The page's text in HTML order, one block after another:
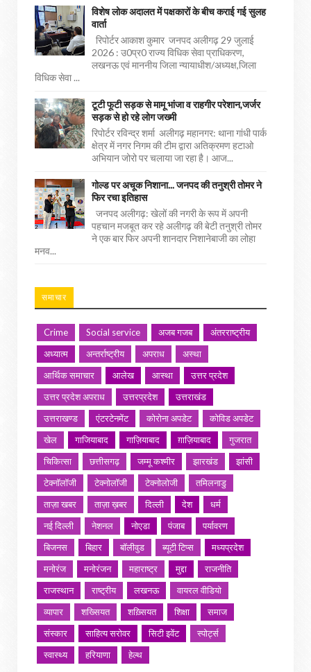
विशेष लोक अदालत में पक्षकारों के बीच कराई गई सुलह
वार्ता
रिपोर्टर आकाश कुमार जनपद अलीगढ़ 29 जुलाई
2026 : उ0प्र0 राज्य विधिक सेवा प्राधिकरण,
लखनऊ एवं माननीय जिला न्यायाधीश/अध्यक्ष,जिला
विधिक सेवा ...
टूटी फूटी सड़क से मामू भांजा व राहगीर परेशान,जर्जर
सड़क से हो रहे लोग जख्मी
रिपोर्टर रविन्द्र शर्मा अलीगढ़ महानगर: थाना गांधी पार्क
क्षेत्र में नगर निगम की टीम द्वारा अतिक्रमण हटाओ
अभियान जोरो पर चलाया जा रहा है। आज...
गोल्ड पर अचूक निशाना... जनपद की तनुश्री तोमर ने
फिर रचा इतिहास
जनपद अलीगढ़: खेलों की नगरी के रूप में अपनी
पहचान मजबूत कर रहे अलीगढ़ की बेटी तनुश्री तोमर
ने एक बार फिर अपनी शानदार निशानेबाजी का लोहा
मनव...
समाचार
Crime Social service अजब गजब
अंतरराष्ट्रीय
अध्यात्म
अन्तर्राष्ट्रीय अपराध
अस्था
आर्थिक समाचार
आलेख आस्था
उत्तर प्रदेश
उत्तर प्रदेश अपराध
उत्तरप्रदेश
उत्तराखंड
उत्तराखण्ड
एंटरटेनमेंट कोरोना अपडेट
कोविड अपडेट
खेल
गाजियाबाद गाज़ियाबाद ग़ाज़ियाबाद
गुजरात
चिकित्सा
छत्तीसगढ़ जम्मू कश्मीर झारखंड
झांसी
टेक्नॉलॉजी
टेक्नोलॉजी टेक्नोलोजी
तमिलनाडु
ताज़ा खबर
ताज़ा ख़बर दिल्ली देश
धर्म
नई दिल्ली
नेशनल नोएडा पंजाब
पर्यावरण
बिजनस
बिहार बॉलीवुड ब्यूटी टिप्स
मध्यप्रदेश
मनोरंज
मनोरंजन महाराष्ट्र मुद्दा
राजनीति
राजस्थान
राष्ट्रीय लखनऊ
वायरल वीडियो
व्यापार
शख्सियत शख़्सियत शिक्षा
समाज
संस्कार
साहित्य सरोवर सिटी इवेंट
स्पोर्ट्स
स्वास्थ्य
हरियाणा हेल्थ